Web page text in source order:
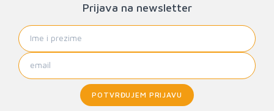
Prijava na newsletter
POTVRĐUJEM PRIJAVU